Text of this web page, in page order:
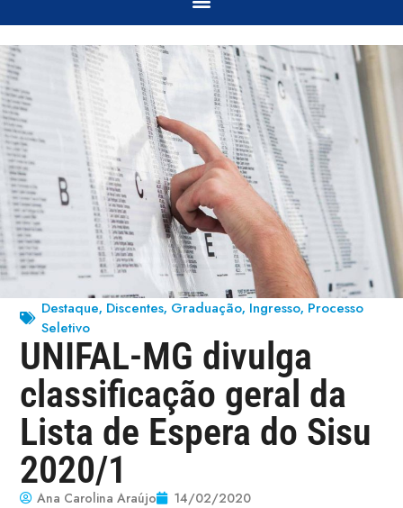
Destaque, Discentes, Graduação, Ingresso, Processo
Seletivo
UNIFAL-MG divulga
classificação geral da
Lista de Espera do Sisu
2020/1
Ana Carolina Araújo 14/02/2020